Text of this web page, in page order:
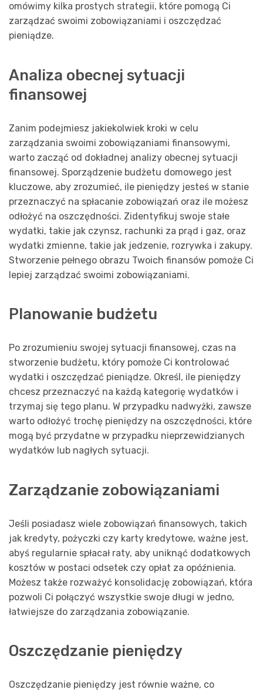
omówimy kilka prostych strategii, które pomogą Ci
zarządzać swoimi zobowiązaniami i oszczędzać
pieniądze.
Analiza obecnej sytuacji
finansowej
Zanim podejmiesz jakiekolwiek kroki w celu
zarządzania swoimi zobowiązaniami finansowymi,
warto zacząć od dokładnej analizy obecnej sytuacji
finansowej. Sporządzenie budżetu domowego jest
kluczowe, aby zrozumieć, ile pieniędzy jesteś w stanie
przeznaczyć na spłacanie zobowiązań oraz ile możesz
odłożyć na oszczędności. Zidentyfikuj swoje stałe
wydatki, takie jak czynsz, rachunki za prąd i gaz, oraz
wydatki zmienne, takie jak jedzenie, rozrywka i zakupy.
Stworzenie pełnego obrazu Twoich finansów pomoże Ci
lepiej zarządzać swoimi zobowiązaniami.
Planowanie budżetu
Po zrozumieniu swojej sytuacji finansowej, czas na
stworzenie budżetu, który pomoże Ci kontrolować
wydatki i oszczędzać pieniądze. Określ, ile pieniędzy
chcesz przeznaczyć na każdą kategorię wydatków i
trzymaj się tego planu. W przypadku nadwyżki, zawsze
warto odłożyć trochę pieniędzy na oszczędności, które
mogą być przydatne w przypadku nieprzewidzianych
wydatków lub nagłych sytuacji.
Zarządzanie zobowiązaniami
Jeśli posiadasz wiele zobowiązań finansowych, takich
jak kredyty, pożyczki czy karty kredytowe, ważne jest,
abyś regularnie spłacał raty, aby uniknąć dodatkowych
kosztów w postaci odsetek czy opłat za opóźnienia.
Możesz także rozważyć konsolidację zobowiązań, która
pozwoli Ci połączyć wszystkie swoje długi w jedno,
łatwiejsze do zarządzania zobowiązanie.
Oszczędzanie pieniędzy
Oszczędzanie pieniędzy jest równie ważne, co